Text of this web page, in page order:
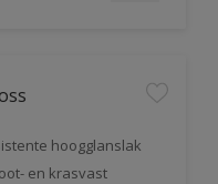
hoogglanslak
en krasvast